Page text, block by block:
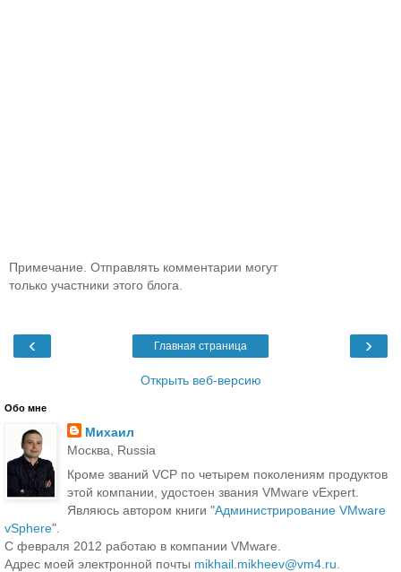
Примечание. Отправлять комментарии могут
только участники этого блога.
‹ ›
Главная страница
Открыть веб-версию
Обо мне
Михаил
Москва, Russia
Кроме званий VCP по четырем поколениям продуктов
этой компании, удостоен звания VMware vExpert.
Являюсь автором книги "Администрирование VMware
vSphere".
С февраля 2012 работаю в компании VMware.
Адрес моей электронной почты mikhail.mikheev@vm4.ru